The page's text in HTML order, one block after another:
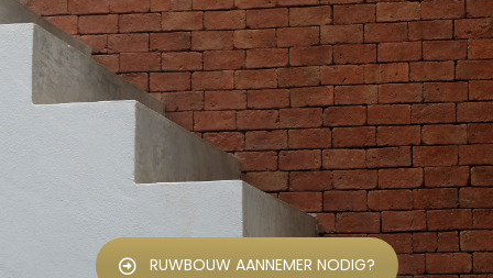
RUWBOUW AANNEMER NODIG?